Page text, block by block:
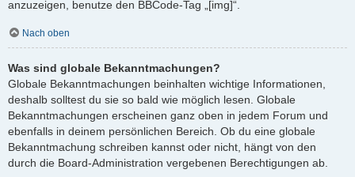
anzuzeigen, benutze den BBCode-Tag „[img]“.
Nach oben
Was sind globale Bekanntmachungen?
Globale Bekanntmachungen beinhalten wichtige Informationen,
deshalb solltest du sie so bald wie möglich lesen. Globale
Bekanntmachungen erscheinen ganz oben in jedem Forum und
ebenfalls in deinem persönlichen Bereich. Ob du eine globale
Bekanntmachung schreiben kannst oder nicht, hängt von den
durch die Board-Administration vergebenen Berechtigungen ab.